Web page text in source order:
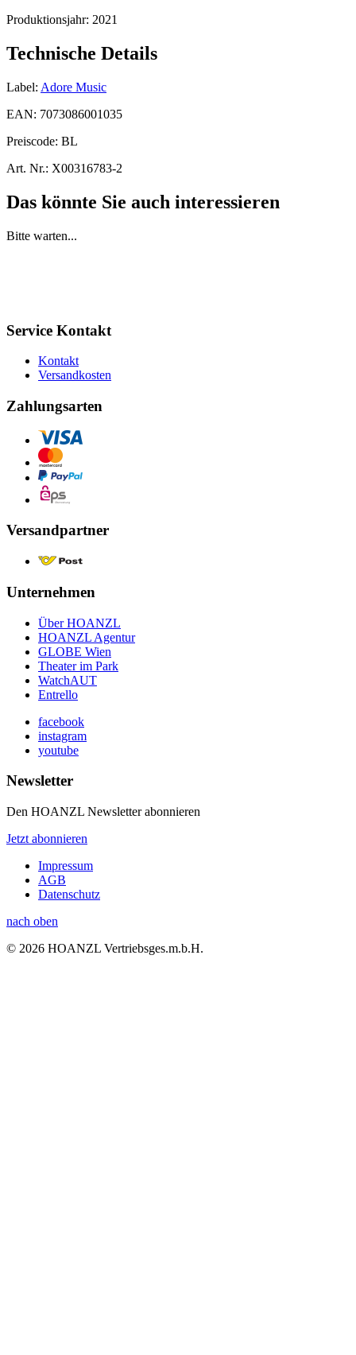
Produktionsjahr: 2021
Technische Details
Label: Adore Music
EAN: 7073086001035
Preiscode: BL
Art. Nr.: X00316783-2
Das könnte Sie auch interessieren
Bitte warten...
Service Kontakt
Kontakt
Versandkosten
Zahlungsarten
Versandpartner
Unternehmen
Über HOANZL
HOANZL Agentur
GLOBE Wien
Theater im Park
WatchAUT
Entrello
facebook
instagram
youtube
Newsletter
Den HOANZL Newsletter abonnieren
Jetzt abonnieren
Impressum
AGB
Datenschutz
nach oben
© 2026 HOANZL Vertriebsges.m.b.H.